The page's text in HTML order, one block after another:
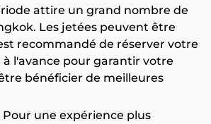
attire un grand nombre de
Les jetées peuvent être
recommandé de réserver votre
l'avance pour garantir votre
bénéficier de meilleures
Pour une expérience plus